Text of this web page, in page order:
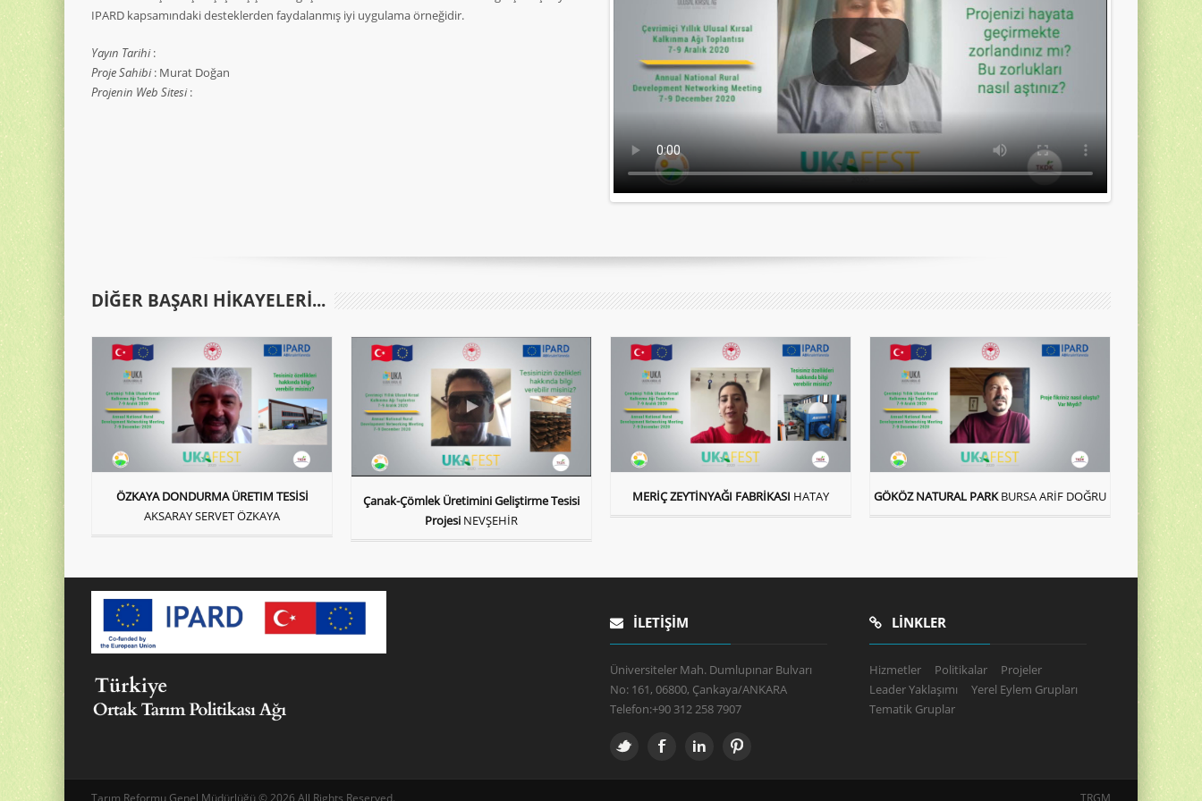
IPARD kapsamındaki desteklerden faydalanmış iyi uygulama örneğidir.
Yayın Tarihi:
Proje Sahibi: Murat Doğan
Projenin Web Sitesi:
DIĞER BAŞARI HIKAYELERI...
ÖZKAYA DONDURMA ÜRETIM TESİSİ
AKSARAY SERVET ÖZKAYA
Çanak-Çömlek Üretimini Geliştirme Tesisi
Projesi NEVŞEHİR
MERİÇ ZEYTİNYAĞI FABRİKASI HATAY GÖKÖZ NATURAL PARK BURSA ARİF DOĞRU
İLETIŞIM
Üniversiteler Mah. Dumlupınar Bulvarı
No: 161, 06800, Çankaya/ANKARA
Telefon:+90 312 258 7907
LINKLER
Hizmetler Politikalar
Projeler
Leader Yaklaşımı
Yerel Eylem Grupları
Tematik Gruplar
Tarım Reformu Genel Müdürlüğü © 2026 All Rights Reserved. TRGM